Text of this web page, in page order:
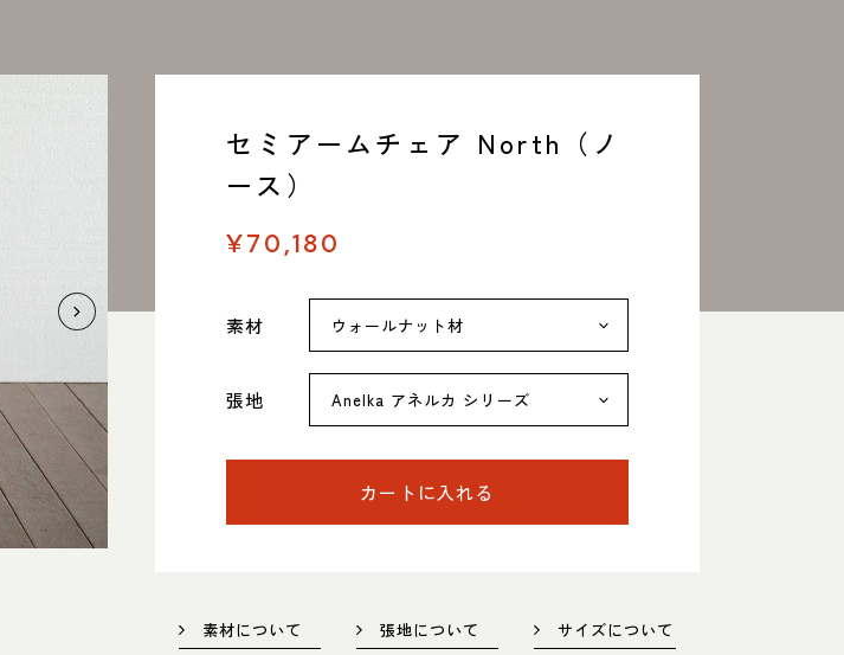
TRANSACTION
特定商取引法に基づく表記
名東店
〒465-0057 名古屋市名東区陸前町26
Google map
土・日・祝 11：00～19：00
水曜日（祝日は営業）
電話番号
052-734-8477
セミアームチェア North（ノ
ース）
¥70,180
素材
張地
カートに入れる
素材について 張地について サイズについて